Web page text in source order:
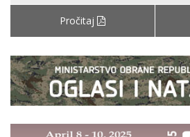
Pročitaj